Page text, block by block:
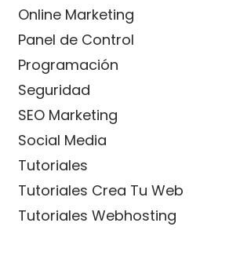
Online Marketing
Panel de Control
Programación
Seguridad
SEO Marketing
Social Media
Tutoriales
Tutoriales Crea Tu Web
Tutoriales Webhosting